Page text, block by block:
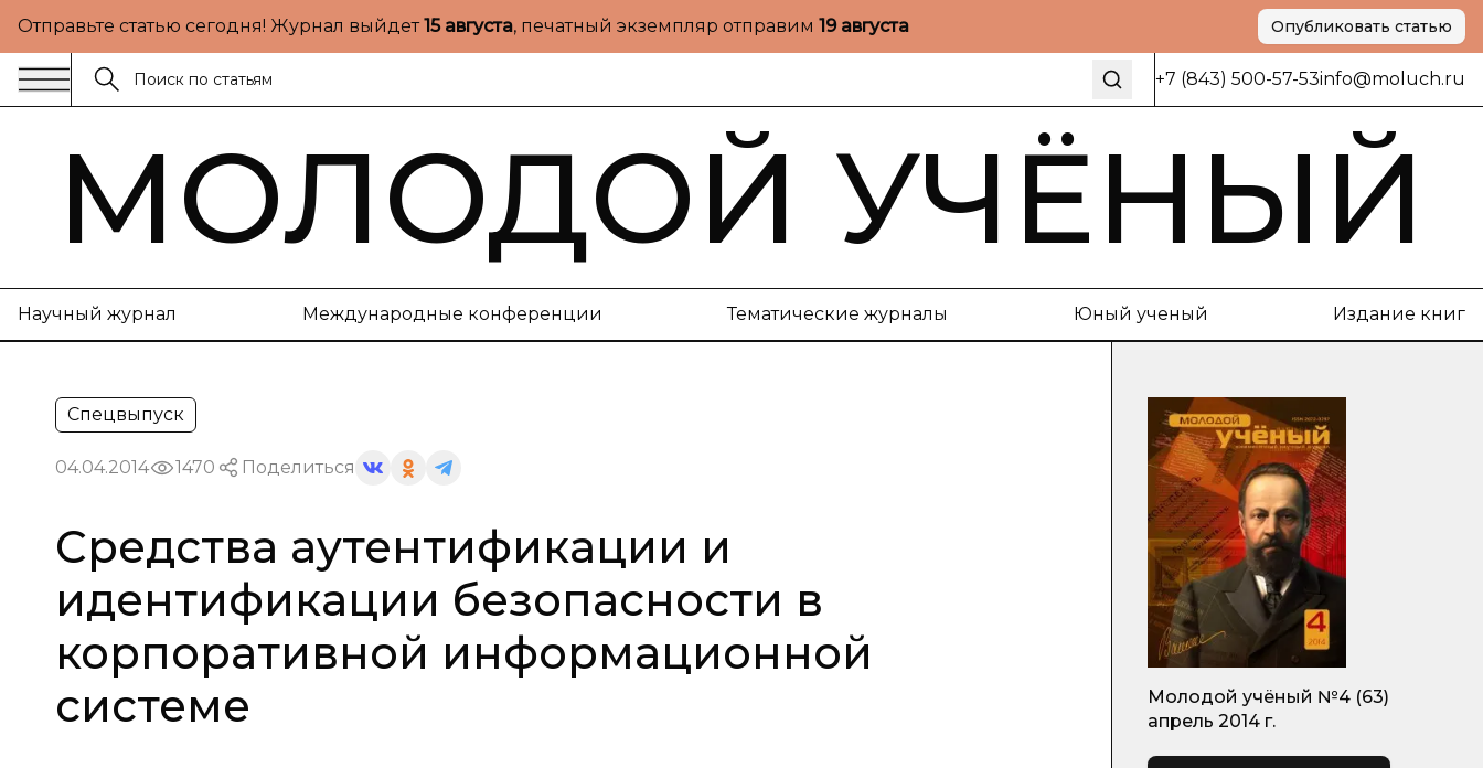
Отправьте статью сегодня! Журнал выйдет15 августа, печатный экземпляр отправим 19 августа Опубликовать статью
+7 (843) 500-57-53info@moluch.ru
МОЛОДОЙ УЧЁНЫЙ
Научный журнал Международные конференции Тематические журналы Юный ученый Издание книг
Спецвыпуск
04.04.2014 1470 Поделиться
Средства аутентификации и
идентификации безопасности в
корпоративной информационной
системе
Молодой учёный №4 (63)
апрель 2014 г.